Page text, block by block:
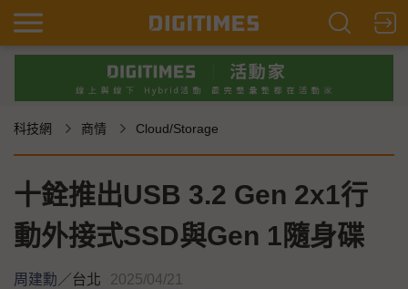
科技網 商情 Cloud/Storage
十銓推出USB 3.2 Gen 2x1行
動外接式SSD與Gen 1隨身碟
周建勳／台北 2025/04/21